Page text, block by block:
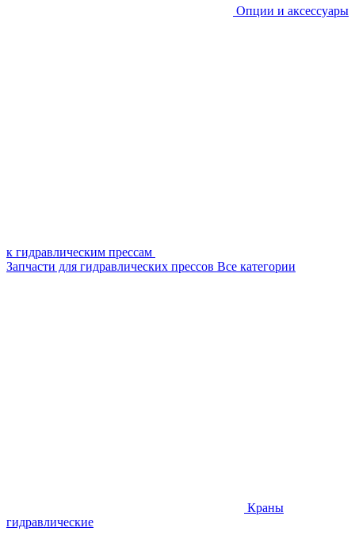
Опции и аксессуары
к гидравлическим прессам
Запчасти для гидравлических прессов Все категории
Краны
гидравлические